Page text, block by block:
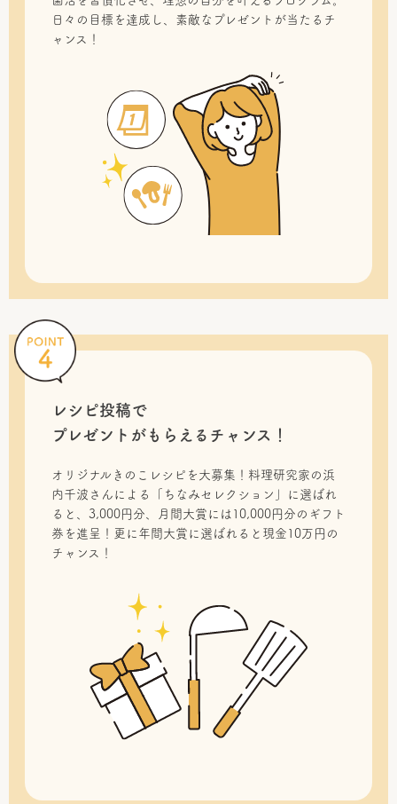
日々の目標を達成し、素敵なプレゼントが当たるチ
ャンス！
レシピ投稿で
プレゼントがもらえるチャンス！
オリジナルきのこレシピを大募集！料理研究家の浜
内千波さんによる「ちなみセレクション」に選ばれ
ると、3,000円分、月間大賞には10,000円分のギフト
券を進呈！更に年間大賞に選ばれると現金10万円の
チャンス！